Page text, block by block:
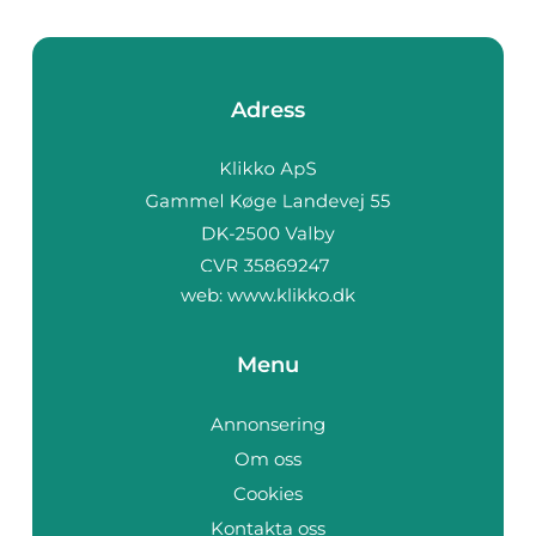
Adress
web: www.klikko.dk
Menu
Annonsering
Om oss
Cookies
Kontakta oss